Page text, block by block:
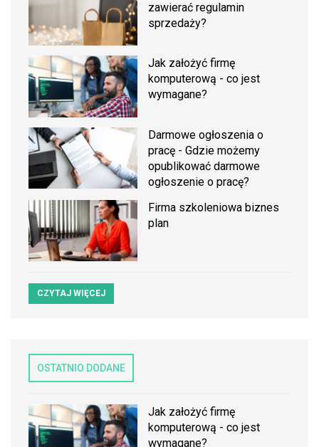
zawierać regulamin
sprzedaży?
Jak założyć firmę
komputerową - co jest
wymagane?
Darmowe ogłoszenia o
pracę - Gdzie możemy
opublikować darmowe
ogłoszenie o pracę?
Firma szkoleniowa biznes
plan
CZYTAJ WIĘCEJ
OSTATNIO DODANE
Jak założyć firmę
komputerową - co jest
wymagane?